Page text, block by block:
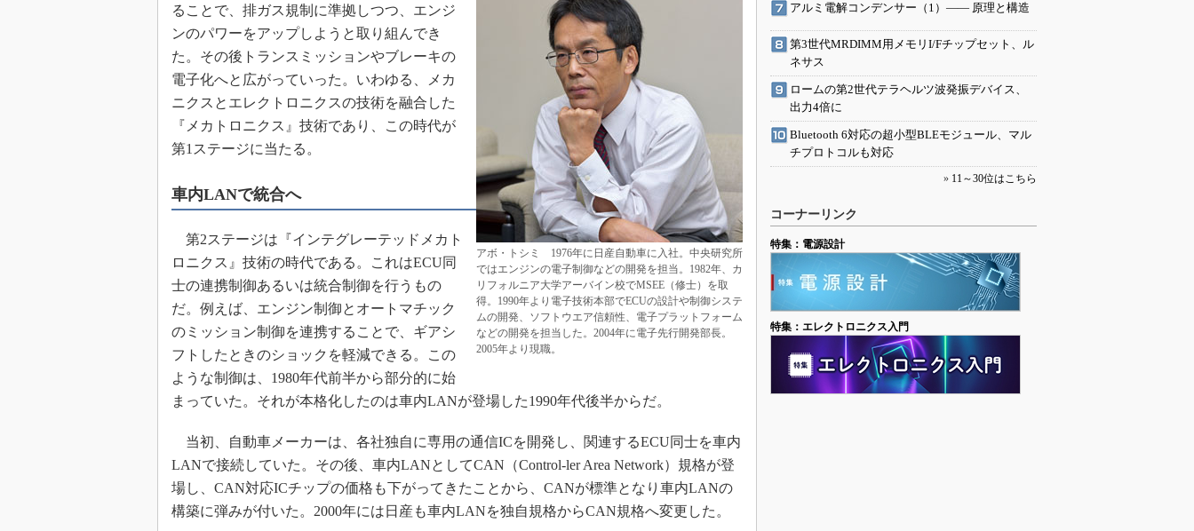
アボ・トシミ 1976年に日産自動車に入社。中央研究所
ではエンジンの電子制御などの開発を担当。1982年、カ
リフォルニア大学アーバイン校でMSEE（修士）を取
得。1990年より電子技術本部でECUの設計や制御システ
ムの開発、ソフトウエア信頼性、電子プラットフォーム
などの開発を担当した。2004年に電子先行開発部長。
2005年より現職。
ることで、排ガス規制に準拠しつつ、エンジ
ンのパワーをアップしようと取り組んでき
た。その後トランスミッションやブレーキの
電子化へと広がっていった。いわゆる、メカ
ニクスとエレクトロニクスの技術を融合した
『メカトロニクス』技術であり、この時代が
第1ステージに当たる。
車内LANで統合へ
第2ステージは『インテグレーテッドメカト
ロニクス』技術の時代である。これはECU同
士の連携制御あるいは統合制御を行うもの
だ。例えば、エンジン制御とオートマチック
のミッション制御を連携することで、ギアシ
フトしたときのショックを軽減できる。この
ような制御は、1980年代前半から部分的に始
まっていた。それが本格化したのは車内LANが登場した1990年代後半からだ。
当初、自動車メーカーは、各社独自に専用の通信ICを開発し、関連するECU同士を車内
LANで接続していた。その後、車内LANとしてCAN（Control-ler Area Network）規格が登
場し、CAN対応ICチップの価格も下がってきたことから、CANが標準となり車内LANの
構築に弾みが付いた。2000年には日産も車内LANを独自規格からCAN規格へ変更した。
アルミ電解コンデンサー（1）―― 原理と構造
第3世代MRDIMM用メモリI/Fチップセット、ル
ネサス
ロームの第2世代テラヘルツ波発振デバイス、
出力4倍に
Bluetooth 6対応の超小型BLEモジュール、マル
チプロトコルも対応
» 11～30位はこちら
コーナーリンク
特集：電源設計
特集：エレクトロニクス入門